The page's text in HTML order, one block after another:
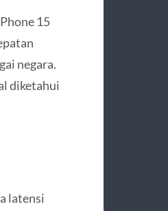
15
negara.
diketahui
latensi